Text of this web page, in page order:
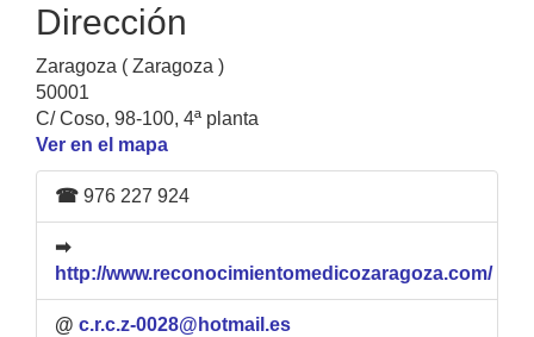
Dirección
Zaragoza ( Zaragoza )
50001
C/ Coso, 98-100, 4ª planta
Ver en el mapa
☎ 976 227 924
➡
http://www.reconocimientomedicozaragoza.com/
@ c.r.c.z-0028@hotmail.es